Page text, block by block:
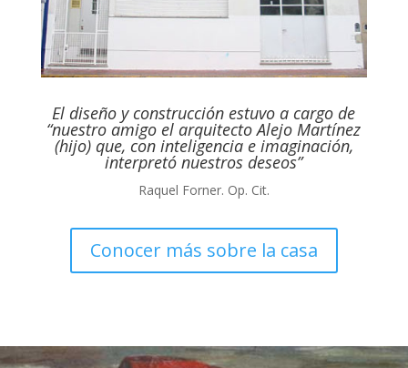
El diseño y construcción estuvo a cargo de
“nuestro amigo el arquitecto Alejo Martínez
(hijo) que, con inteligencia e imaginación,
interpretó nuestros deseos”
Raquel Forner. Op. Cit.
Conocer más sobre la casa